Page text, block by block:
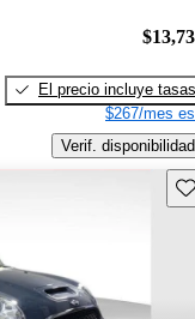
El precio incluye tasas
$267/mes
Verif. disponibilidad